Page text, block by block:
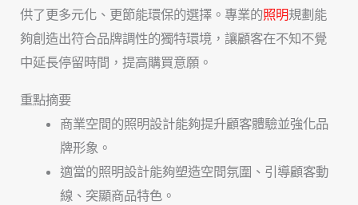
供了更多元化、更節能環保的選擇。專業的照明規劃能
夠創造出符合品牌調性的獨特環境，讓顧客在不知不覺
中延長停留時間，提高購買意願。
重點摘要
商業空間的照明設計能夠提升顧客體驗並強化品
牌形象。
適當的照明設計能夠塑造空間氛圍、引導顧客動
線、突顯商品特色。